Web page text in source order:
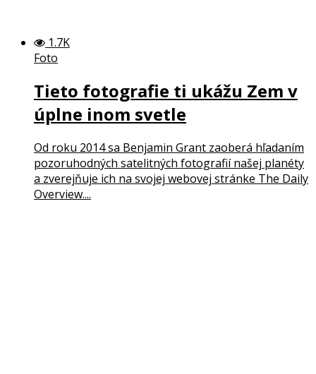
1.7K
Foto
Tieto fotografie ti ukážu Zem v
úplne inom svetle
Od roku 2014 sa Benjamin Grant zaoberá hľadaním
pozoruhodných satelitných fotografií našej planéty
a zverejňuje ich na svojej webovej stránke The Daily
Overview....